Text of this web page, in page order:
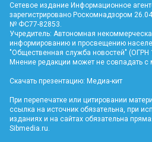
Сетевое издание Информационное
зарегистрировано Роскомнадзором
№ ФС77-82853.
Учредитель: Автономная
информированию и просвещению
"Общественная служба новостей" (ОГРН
Мнение редакции может не совпадать с
Скачать презентацию: Медиа-кит
При перепечатке или цитировании
ссылка на источник обязательна, при
изданиях и на сайтах обязательна
Sibmedia.ru